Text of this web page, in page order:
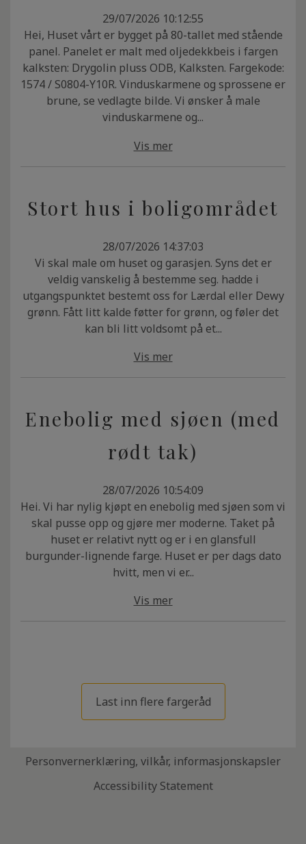
29/07/2026 10:12:55
Hei, Huset vårt er bygget på 80-tallet med stående
panel. Panelet er malt med oljedekkbeis i fargen
kalksten: Drygolin pluss ODB, Kalksten. Fargekode:
1574 / S0804-Y10R. Vinduskarmene og sprossene er
brune, se vedlagte bilde. Vi ønsker å male
vinduskarmene og...
Vis mer
Stort hus i boligområdet
28/07/2026 14:37:03
Vi skal male om huset og garasjen. Syns det er
veldig vanskelig å bestemme seg. hadde i
utgangspunktet bestemt oss for Lærdal eller Dewy
grønn. Fått litt kalde føtter for grønn, og føler det
kan bli litt voldsomt på et...
Vis mer
Enebolig med sjøen (med
rødt tak)
28/07/2026 10:54:09
Hei. Vi har nylig kjøpt en enebolig med sjøen som vi
skal pusse opp og gjøre mer moderne. Taket på
huset er relativt nytt og er i en glansfull
burgunder-lignende farge. Huset er per dags dato
hvitt, men vi er...
Vis mer
Last inn flere fargeråd
Personvernerklæring, vilkår, informasjonskapsler
Accessibility Statement